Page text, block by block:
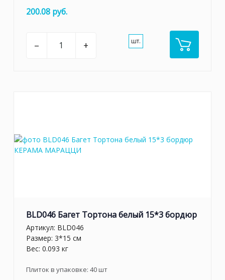
200.08 руб.
– + шт.
BLD046 Багет Тортона белый 15*3 бордюр
Артикул: BLD046
Размер: 3*15 см
Вес: 0.093 кг
Плиток в упаковке: 40шт